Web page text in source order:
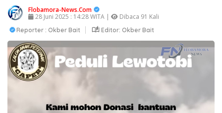
Flobamora-News.Com
28 Juni 2025 : 14:28 WITA |
Dibaca 91 Kali
Reporter : Okber Bait Editor: Okber Bait